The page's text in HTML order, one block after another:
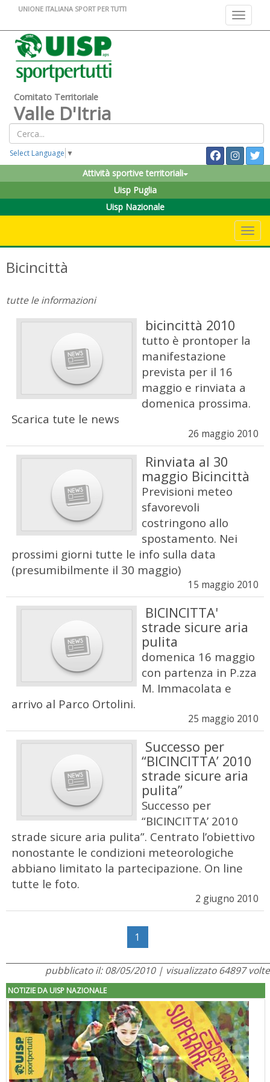
Toggle
UNIONE ITALIANA SPORT PER TUTTI
Comitato Territoriale
Valle D'Itria
Select Language ▼
Attività sportive territoriali
Uisp Puglia
Uisp Nazionale
Bicincittà
tutte le informazioni
bicincittà 2010
tutto è prontoper la
manifestazione
prevista per il 16
maggio e rinviata a
domenica prossima.
Scarica tute le news
26 maggio 2010
Rinviata al 30
maggio Bicincittà
Previsioni meteo
sfavorevoli
costringono allo
spostamento. Nei
prossimi giorni tutte le info sulla data
(presumibilmente il 30 maggio)
15 maggio 2010
BICINCITTA'
strade sicure aria
pulita
domenica 16 maggio
con partenza in P.zza
M. Immacolata e
arrivo al Parco Ortolini.
25 maggio 2010
Successo per
“BICINCITTA’ 2010
strade sicure aria
pulita”
Successo per
“BICINCITTA’ 2010
strade sicure aria pulita”. Centrato l’obiettivo
nonostante le condizioni meteorologiche
abbiano limitato la partecipazione. On line
tutte le foto.
2 giugno 2010
1
pubblicato il: 08/05/2010 | visualizzato 64897 volte
NOTIZIE DA UISP NAZIONALE